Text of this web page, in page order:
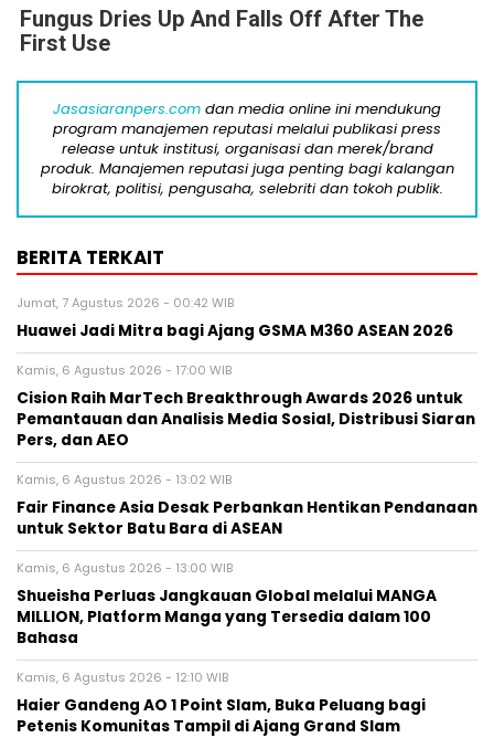
Fungus Dries Up And Falls Off After The
First Use
Jasasiaranpers.com dan media online ini mendukung
program manajemen reputasi melalui publikasi press
release untuk institusi, organisasi dan merek/brand
produk. Manajemen reputasi juga penting bagi kalangan
birokrat, politisi, pengusaha, selebriti dan tokoh publik.
BERITA TERKAIT
Jumat, 7 Agustus 2026 - 00:42 WIB
Huawei Jadi Mitra bagi Ajang GSMA M360 ASEAN 2026
Kamis, 6 Agustus 2026 - 17:00 WIB
Cision Raih MarTech Breakthrough Awards 2026 untuk
Pemantauan dan Analisis Media Sosial, Distribusi Siaran
Pers, dan AEO
Kamis, 6 Agustus 2026 - 13:02 WIB
Fair Finance Asia Desak Perbankan Hentikan Pendanaan
untuk Sektor Batu Bara di ASEAN
Kamis, 6 Agustus 2026 - 13:00 WIB
Shueisha Perluas Jangkauan Global melalui MANGA
MILLION, Platform Manga yang Tersedia dalam 100
Bahasa
Kamis, 6 Agustus 2026 - 12:10 WIB
Haier Gandeng AO 1 Point Slam, Buka Peluang bagi
Petenis Komunitas Tampil di Ajang Grand Slam